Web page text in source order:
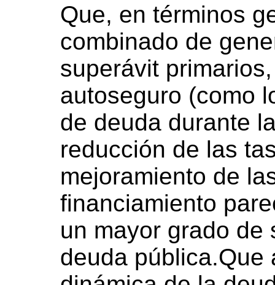
Que, en términos
combinado de
superávit
autoseguro (como
de deuda durante
reducción de las
mejoramiento de
financiamiento
un mayor grado de
deuda pública.Que